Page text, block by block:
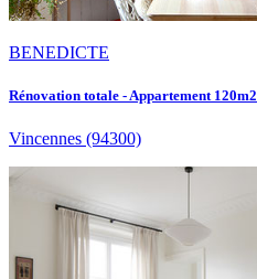
BENEDICTE
Rénovation totale - Appartement 120m2
Vincennes (94300)